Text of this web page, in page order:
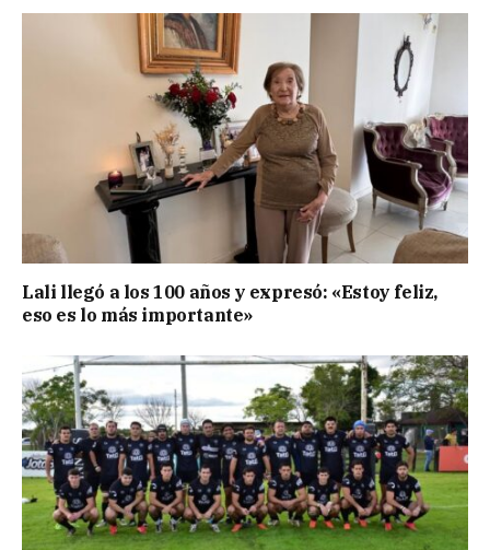
Lali llegó a los 100 años y expresó: «Estoy feliz,
eso es lo más importante»